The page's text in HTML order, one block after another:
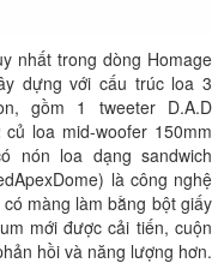
nhất trong dòng Homage
dựng với cấu trúc loa 3
gồm 1 tweeter D.A.D
loa mid-woofer 150mm
nón loa dạng sandwich
là công nghệ
màng làm bằng bột giấy
mới được cải tiến, cuộn
hồi và năng lượng hơn.